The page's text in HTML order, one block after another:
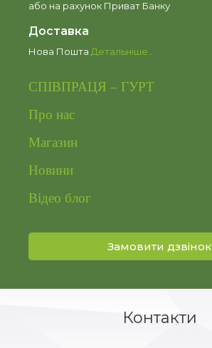
або на рахунок Приват Банку
Доставка
Нова Пошта Детальніше…
СПІВПРАЦЯ – ГУРТ
Про нас
Магазин
Новини
Відео блог
Замовити дзвінок
Контакти